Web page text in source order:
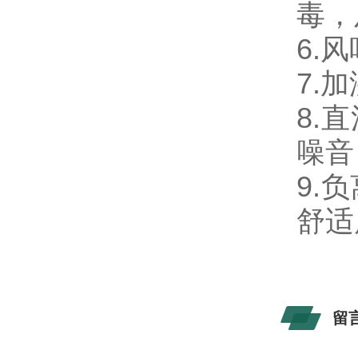
毒
6.风
7.加
8.
噪
9.负
舒
留